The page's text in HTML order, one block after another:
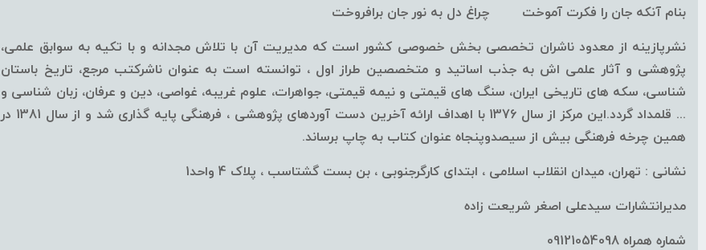
بنام آنکه جان را فکرت آموخت چراغ دل به نور جان برافروخت
نشرپازینه از معدود ناشران تخصصی بخش خصوصی کشور است که مدیریت آن با تلاش مجدانه و با تکیه به سوابق علمی،
پژوهشی و آثار علمی اش به جذب اساتید و متخصصین طراز اول ، توانسته است به عنوان ناشرکتب مرجع، تاریخ باستان
شناسی، سکه های تاریخی ایران، سنگ های قیمتی و نیمه قیمتی، جواهرات، علوم غریبه، غواصی، دین و عرفان، زبان شناسی و
... قلمداد گردد.این مرکز از سال 1376 با اهداف ارائه آخرین دست آوردهای پژوهشی ، فرهنگی پایه گذاری شد و از سال 1381 در
همین چرخه فرهنگی بیش از سیصدوپنجاه عنوان کتاب به چاپ برساند.
نشانی : تهران، میدان انقلاب اسلامی ، ابتدای کارگرجنوبی ، بن بست گشتاسب ، پلاک 4 واحد1
مدیرانتشارات سیدعلی اصغر شریعت زاده
شماره همراه 09121054098